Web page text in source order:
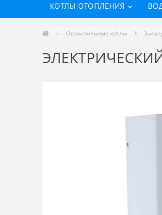
КОТЛЫ ОТОПЛЕНИЯ
ОБОГРЕВАТЕЛИ И
Отопительные котлы
ЭЛЕКТРИЧЕСКИЙ